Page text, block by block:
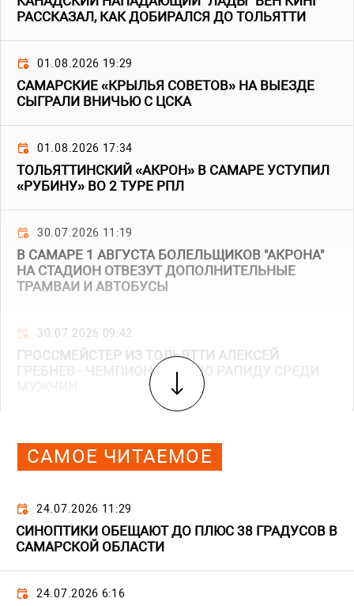
РАССКАЗАЛ, КАК ДОБИРАЛСЯ ДО ТОЛЬЯТТИ
01.08.2026 19:29
САМАРСКИЕ «КРЫЛЬЯ СОВЕТОВ» НА ВЫЕЗДЕ
СЫГРАЛИ ВНИЧЬЮ С ЦСКА
01.08.2026 17:34
ТОЛЬЯТТИНСКИЙ «АКРОН» В САМАРЕ УСТУПИЛ
«РУБИНУ» ВО 2 ТУРЕ РПЛ
30.07.2026 11:19
В САМАРЕ 1 АВГУСТА БОЛЕЛЬЩИКОВ "АКРОНА"
НА СТАДИОН ОТВЕЗУТ ДОПОЛНИТЕЛЬНЫЕ
ТРАМВАИ И АВТОБУСЫ
30.07.2026 09:42
ГРОССМЕЙСТЕР ИЗ ТОЛЬЯТТИ АЛЕКСЕЙ
ГРЕБНЕВ - ЧЕМПИОН АЗИИ ПО РАПИДУ СРЕДИ
САМОЕ ЧИТАЕМОЕ
24.07.2026 11:29
СИНОПТИКИ ОБЕЩАЮТ ДО ПЛЮС 38 ГРАДУСОВ В
САМАРСКОЙ ОБЛАСТИ
24.07.2026 6:16